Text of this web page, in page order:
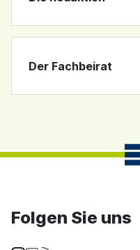
Der Fachbeirat
Folgen Sie uns